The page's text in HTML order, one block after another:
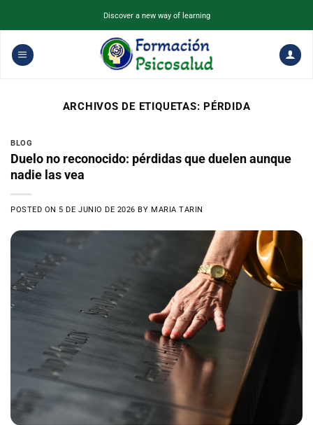
contenido
Discover a new way of learning
ARCHIVOS DE ETIQUETAS: PÉRDIDA
BLOG
Duelo no reconocido: pérdidas que duelen aunque
nadie las vea
POSTED ON 5 DE JUNIO DE 2026 BY MARIA TARIN